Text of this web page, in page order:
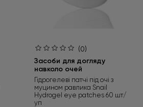
(0)
Засоби для догляду
навколо очей
Гідрогелеві патчі під очі з
муцином равлика Snail
Hydrogel eye patches 60 шт/
уп